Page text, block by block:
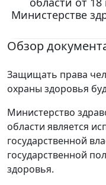
Министерстве
Обзор
Защищать права
охраны здоровья
Министерство
области является
государственной
государственной
здоровья.